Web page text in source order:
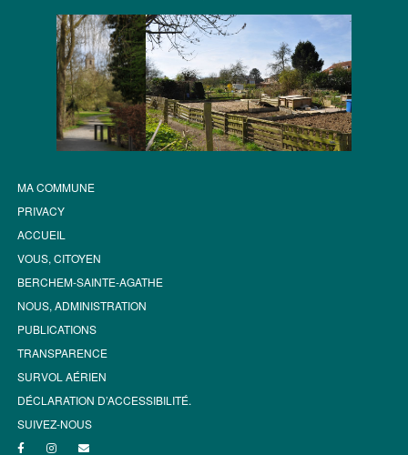
MA COMMUNE
PRIVACY
ACCUEIL
VOUS, CITOYEN
BERCHEM-SAINTE-AGATHE
NOUS, ADMINISTRATION
PUBLICATIONS
TRANSPARENCE
SURVOL AÉRIEN
DÉCLARATION D’ACCESSIBILITÉ.
SUIVEZ-NOUS